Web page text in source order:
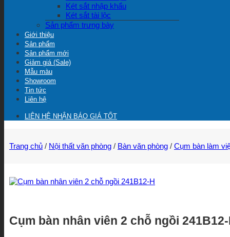
Két sắt nhập khẩu
Két sắt tài lộc
Sản phẩm trưng bày
Giới thiệu
Sản phẩm
Sản phẩm mới
Giảm giá (Sale)
Mẫu màu
Showroom
Tin tức
Liên hệ
LIÊN HỆ NHẬN BÁO GIÁ TỐT
Trang chủ / Nội thất văn phòng / Bàn văn phòng / Cụm bàn làm
Cụm bàn nhân viên 2 chỗ ngồi 241B12-